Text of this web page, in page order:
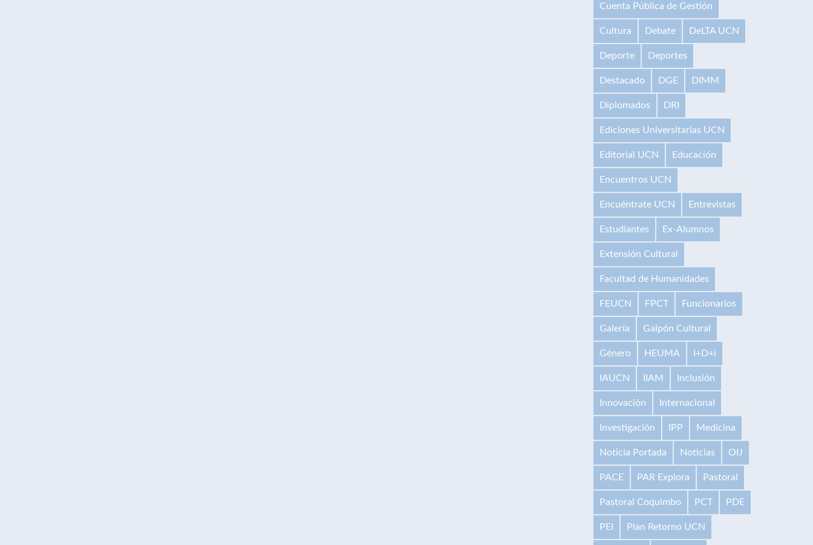
Cuenta Pública de Gestión
Cultura Debate DeLTA UCN
Deporte Deportes
Destacado DGE DIMM
Diplomados DRI
Ediciones Universitarias UCN
Editorial UCN Educación
Encuentros UCN
Encuéntrate UCN Entrevistas
Estudiantes Ex-Alumnos
Extensión Cultural
Facultad de Humanidades
FEUCN FPCT Funcionarios
Galería Galpón Cultural
Género HEUMA I+D+i
IAUCN IIAM Inclusión
Innovación Internacional
Investigación IPP Medicina
Noticia Portada Noticias OIJ
PACE PAR Explora Pastoral
Pastoral Coquimbo PCT PDE
PEI Plan Retorno UCN